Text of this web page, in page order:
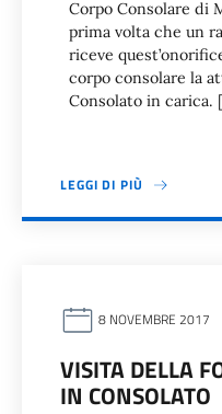
Corpo Consolare di
prima volta che un
riceve
corpo consolare la
Consolato in carica.
LEGGI DI PIÙ
8 NOVEMBRE 2017
VISITA DELLA
IN CONSOLATO